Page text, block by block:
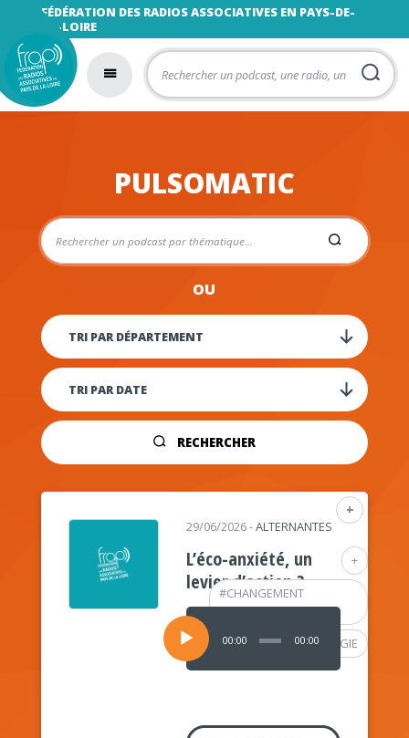
FÉDÉRATION DES RADIOS ASSOCIATIVES EN PAYS-DE-
LA-LOIRE
PULSOMATIC
OU
RECHERCHER
+
+
#CHANGEMENT
CLIMATIQUE
#PSYCHOLOGIE
29/06/2026-ALTERNANTES
L’éco-anxiété, un
levier d’action ?
Lecteur
audio
00:00 00:00